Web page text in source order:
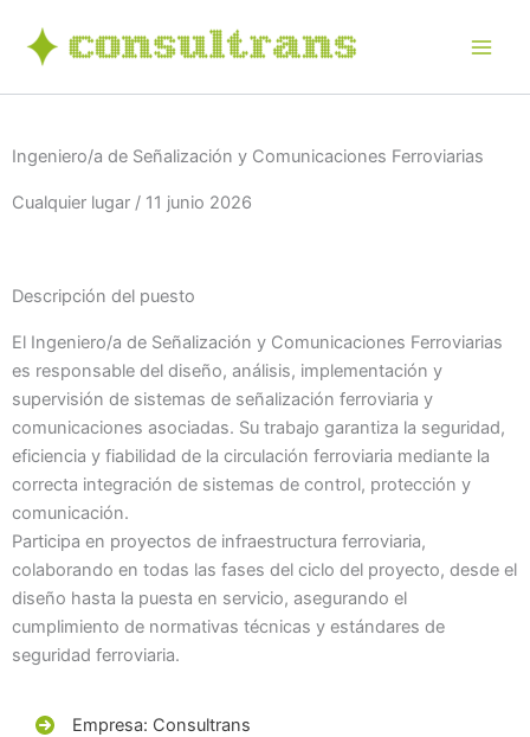
contenido
Ingeniero/a de Señalización y Comunicaciones Ferroviarias
Cualquier lugar / 11 junio 2026
Descripción del puesto
El Ingeniero/a de Señalización y Comunicaciones Ferroviarias
es responsable del diseño, análisis, implementación y
supervisión de sistemas de señalización ferroviaria y
comunicaciones asociadas. Su trabajo garantiza la seguridad,
eficiencia y fiabilidad de la circulación ferroviaria mediante la
correcta integración de sistemas de control, protección y
comunicación.
Participa en proyectos de infraestructura ferroviaria,
colaborando en todas las fases del ciclo del proyecto, desde el
diseño hasta la puesta en servicio, asegurando el
cumplimiento de normativas técnicas y estándares de
seguridad ferroviaria.
Empresa: Consultrans